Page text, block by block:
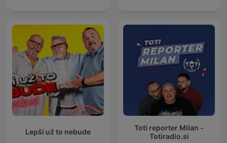
Lepší už to nebude
Toti reporter Milan -
Totiradio.si